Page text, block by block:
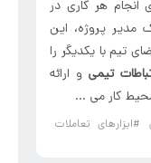
انجام هر کاری در
پروژه، این
تیم با یکدیگر را
تیمی و ارائه
کار می ...
#ابزارهای تعاملات